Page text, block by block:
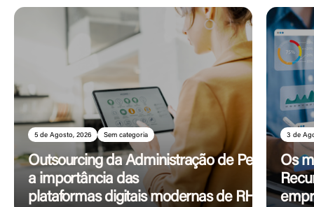
5 de Agosto, 2026 Sem categoria
Outsourcing da Administração de Pessoal:
a importância das
plataformas digitais modernas de RH
3 de
Os